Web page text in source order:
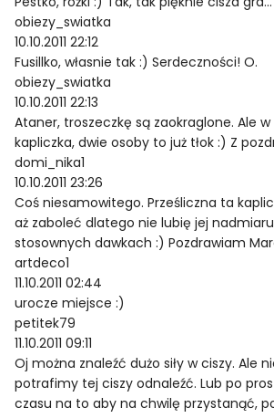
obiezy_swiatka
10.10.2011 22:12
Fusillko, własnie tak :) Serdeczności! O.
obiezy_swiatka
10.10.2011 22:13
Ataner, troszeczkę są zaokraglone. Ale
kapliczka, dwie osoby to już tłok :) Z
domi_nika1
10.10.2011 23:26
Coś niesamowitego. Prześliczna ta
aż zaboleć dlatego nie lubię jej
stosownych dawkach :) Pozdrawiam
artdeco1
11.10.2011 02:44
urocze miejsce :)
petitek79
11.10.2011 09:11
Oj można znaleźć dużo siły w ciszy. Ale
potrafimy tej ciszy odnaleźć. Lub po
czasu na to aby na chwilę przystanąć,